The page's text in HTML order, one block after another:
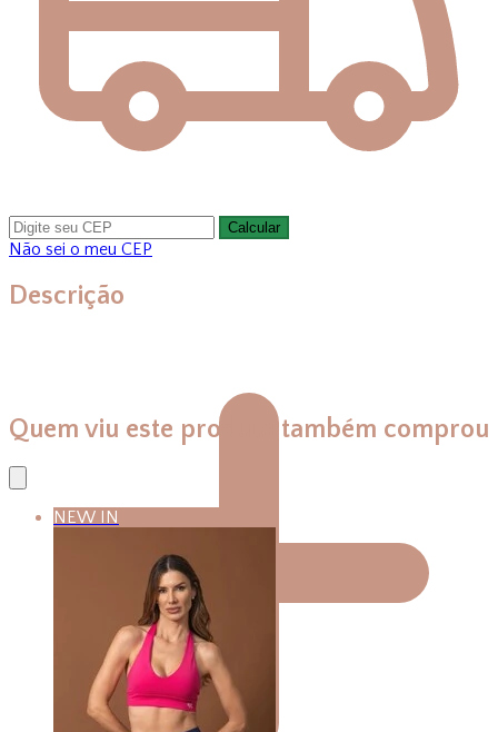
Calcular
Não sei o meu CEP
Descrição
Quem viu este produto também comprou